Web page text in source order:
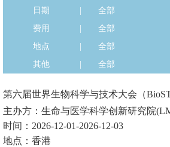
日期
全部
费用
全部
地点
全部
其他
全部
第六届世界生物科学与技术大会（BioST
主办方：生命与医学科学创新研究院
时间：2026-12-01-2026-12-03
地点：香港